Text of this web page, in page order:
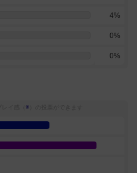
4%
0%
0%
※